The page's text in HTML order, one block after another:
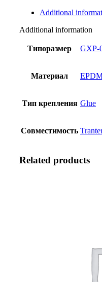
Additional
Additional information
Типоразмер GXP-
Материал
Тип крепления Glue
Совместимость
Related products